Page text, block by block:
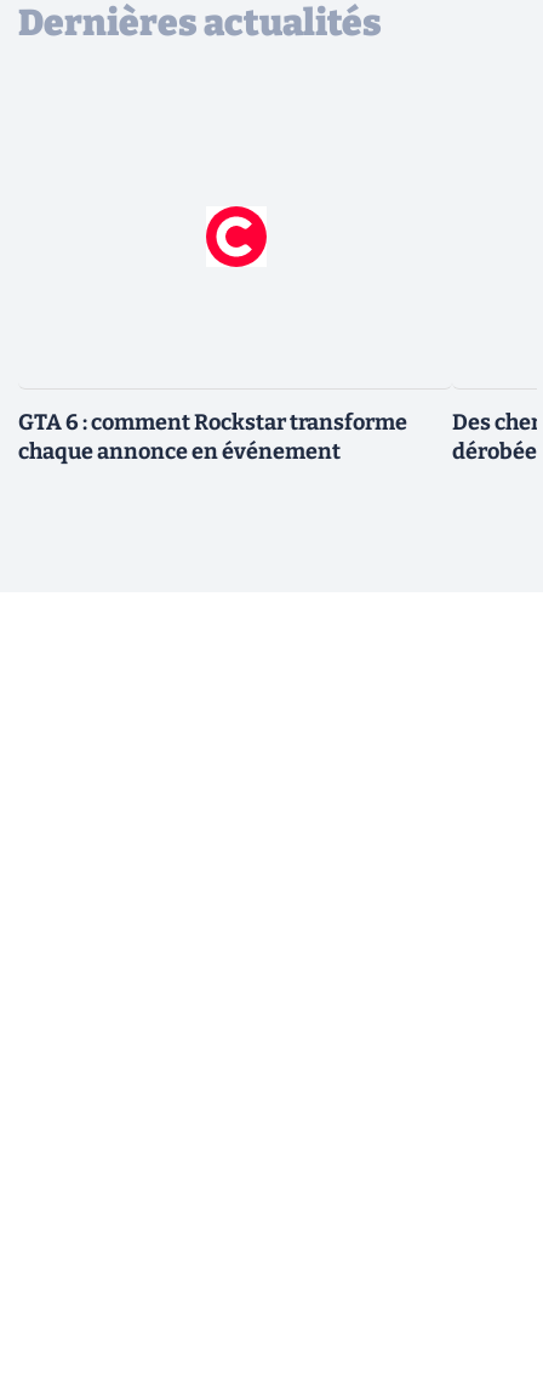
Dernières actualités
GTA 6 : comment Rockstar transforme
chaque annonce en événement
Des